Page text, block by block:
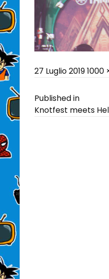
Posted
27 Luglio 2019Full
1000
Published in
Knotfest meets